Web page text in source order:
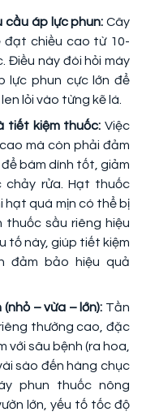
cầu áp lực phun: Cây
đạt chiều cao từ 10-
Điều này đòi hỏi máy
lực phun cực lớn để
lỏi vào từng kẽ lá.
tiết kiệm thuốc: Việc
mà còn phải đảm
bám dính tốt, giảm
rửa. Hạt thuốc
hạt quá mịn có thể bị
thuốc sầu riêng hiệu
tố này, giúp tiết kiệm
đảm bảo hiệu quả
– vừa – lớn): Tần
thường cao, đặc
với sâu bệnh (ra hoa,
sào đến hàng chục
phun thuốc nông
lớn, yếu tố tốc độ